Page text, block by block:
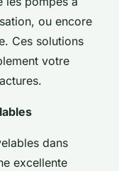
ou encore
Ces solutions
votre
dans
excellente